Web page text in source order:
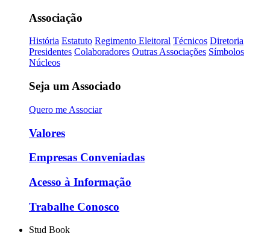
Associação
História Estatuto Regimento Eleitoral Técnicos Diretoria
Presidentes Colaboradores Outras Associações Símbolos
Núcleos
Seja um Associado
Quero me Associar
Valores
Empresas Conveniadas
Acesso à Informação
Trabalhe Conosco
Stud Book